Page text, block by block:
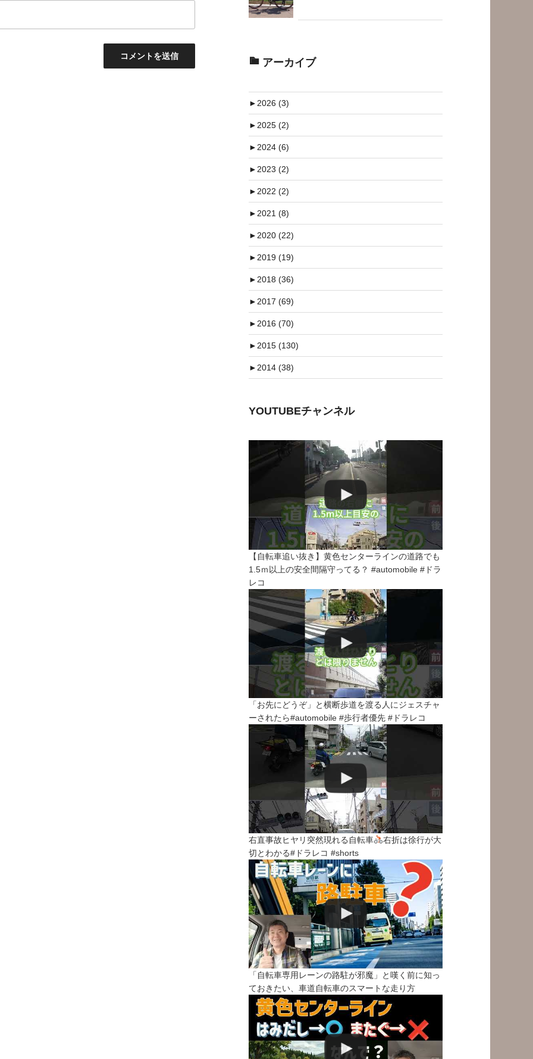
アーカイブ
►2026 (3)
►2025 (2)
►2024 (6)
►2023 (2)
►2022 (2)
►2021 (8)
►2020 (22)
►2019 (19)
►2018 (36)
►2017 (69)
►2016 (70)
►2015 (130)
►2014 (38)
YOUTUBEチャンネル
【自転車追い抜き】黄色センターラインの道路でも
1.5ｍ以上の安全間隔守ってる？ #automobile #ドラ
レコ
「お先にどうぞ」と横断歩道を渡る人にジェスチャ
ーされたら#automobile #歩行者優先 #ドラレコ
右直事故ヒヤリ突然現れる自転車
右折は徐行が大
切とわかる#ドラレコ #shorts
「自転車専用レーンの路駐が邪魔」と嘆く前に知っ
ておきたい、車道自転車のスマートな走り方